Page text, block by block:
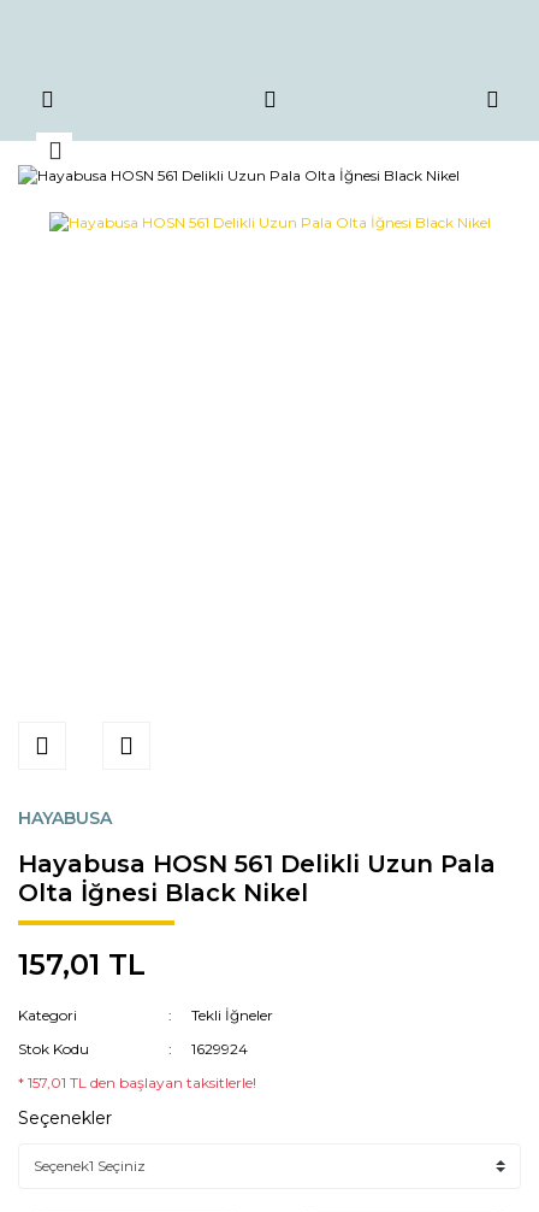
HAYABUSA
Hayabusa HOSN 561 Delikli Uzun Pala
Olta İğnesi Black Nikel
157,01 TL
Kategori
Tekli İğneler
Stok Kodu
1629924
* 157,01 TL den başlayan taksitlerle!
Seçenekler